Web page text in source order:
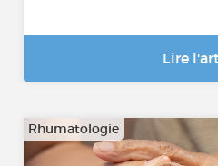
Lire
Rhumatologie